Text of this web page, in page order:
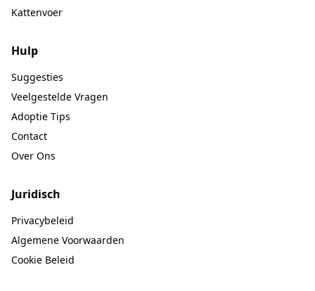
Kattenvoer
Hulp
Suggesties
Veelgestelde Vragen
Adoptie Tips
Contact
Over Ons
Juridisch
Privacybeleid
Algemene Voorwaarden
Cookie Beleid